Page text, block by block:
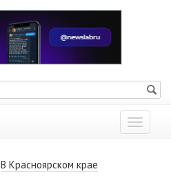
Показать
меню
В Красноярском крае